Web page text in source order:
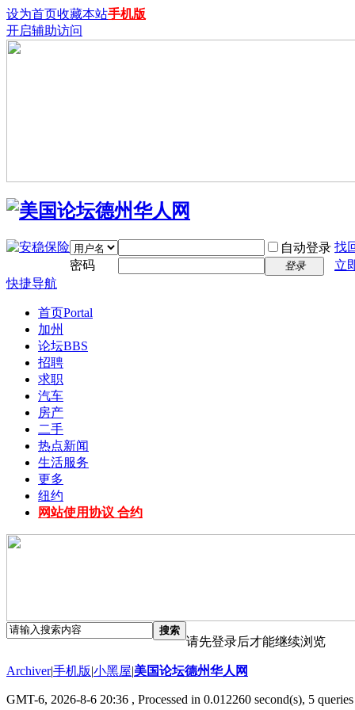
设为首页收藏本站手机版
开启辅助访问
自动登录 找
密码
登录
立
快捷导航
首页Portal
加州
论坛BBS
招聘
求职
汽车
房产
二手
热点新闻
生活服务
更多
纽约
网站使用协议 合约
搜索
请先登录后才能继续浏览
Archiver|手机版|小黑屋|美国论坛德州华人网
GMT-6, 2026-8-6 20:36 , Processed in 0.012260 second(s), 5